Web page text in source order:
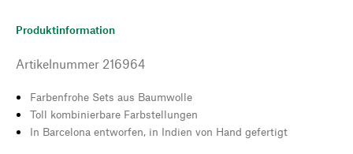
Produktinformation
Artikelnummer 216964
Farbenfrohe Sets aus Baumwolle
Toll kombinierbare Farbstellungen
In Barcelona entworfen, in Indien von Hand gefertigt